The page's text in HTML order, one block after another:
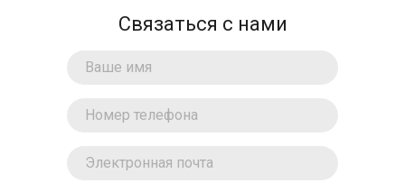
Связаться с нами